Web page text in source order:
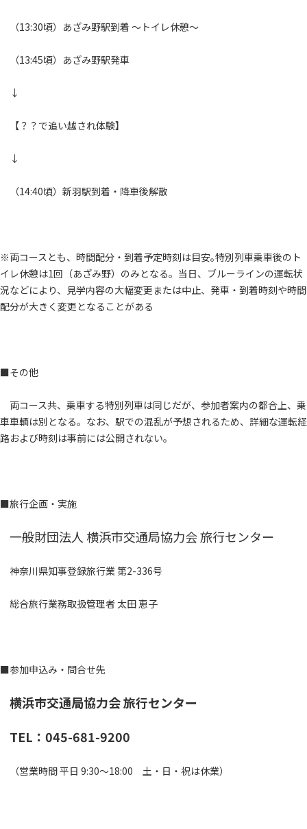
（13:30頃）あざみ野駅到着 ～トイレ休憩～
（13:45頃）あざみ野駅発車
↓
【？？で追い越され体験】
↓
（14:40頃）新羽駅到着・降車後解散
※両コースとも、時間配分・到着予定時刻は目安｡特別列車乗車後のト
イレ休憩は1回（あざみ野）のみとなる。当日、ブルーラインの運転状
況などにより、見学内容の大幅変更または中止、発車・到着時刻や時間
配分が大きく変更となることがある
■その他
両コース共、乗車する特別列車は同じだが、参加者案内の都合上、乗
車車輌は別となる。なお、駅での混乱が予想されるため、詳細な運転経
路および時刻は事前には公開されない。
■旅行企画・実施
一般財団法人 横浜市交通局協力会 旅行センター
神奈川県知事登録旅行業 第2-336号
総合旅行業務取扱管理者 太田 恵子
■参加申込み・問合せ先
横浜市交通局協力会 旅行センター
TEL：045-681-9200
（営業時間 平日 9:30～18:00 土・日・祝は休業）